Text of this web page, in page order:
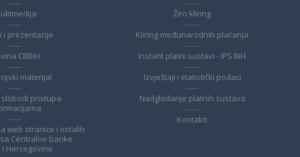
i prezentacije
CBBiH
materijal
pristupa
web stranice i ostalih
Centralne banke
i Hercegovine
Žiro kliring
Kliring međunarodnih plaćanja
Instant platni sustavi - IPS BiH
Izvještaji i statistički podaci
Nadgledanje platnih sustava
Kontakti